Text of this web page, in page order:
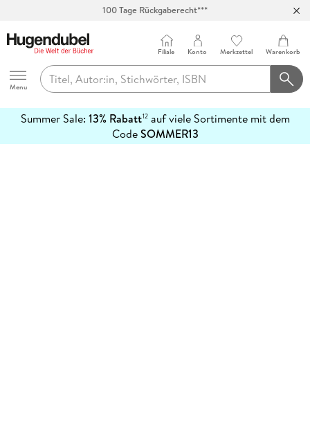
100 Tage Rückgaberecht***
Hugendubel
Menu
Filiale Konto Merkzettel Warenkorb
Summer Sale: 13% Rabatt12auf viele Sortimente mit dem
CodeSOMMER13
erfahren